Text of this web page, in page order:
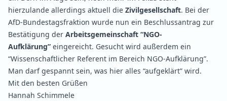
hierzulande allerdings aktuell die Zivilgesellschaft. Bei der
AfD-Bundestagsfraktion wurde nun ein Beschlussantrag zur
Bestätigung der Arbeitsgemeinschaft “NGO-
Aufklärung” eingereicht. Gesucht wird außerdem ein
“Wissenschaftlicher Referent im Bereich NGO-Aufklärung”.
Man darf gespannt sein, was hier alles “aufgeklärt” wird.
Mit den besten Grüßen
Hannah Schimmele